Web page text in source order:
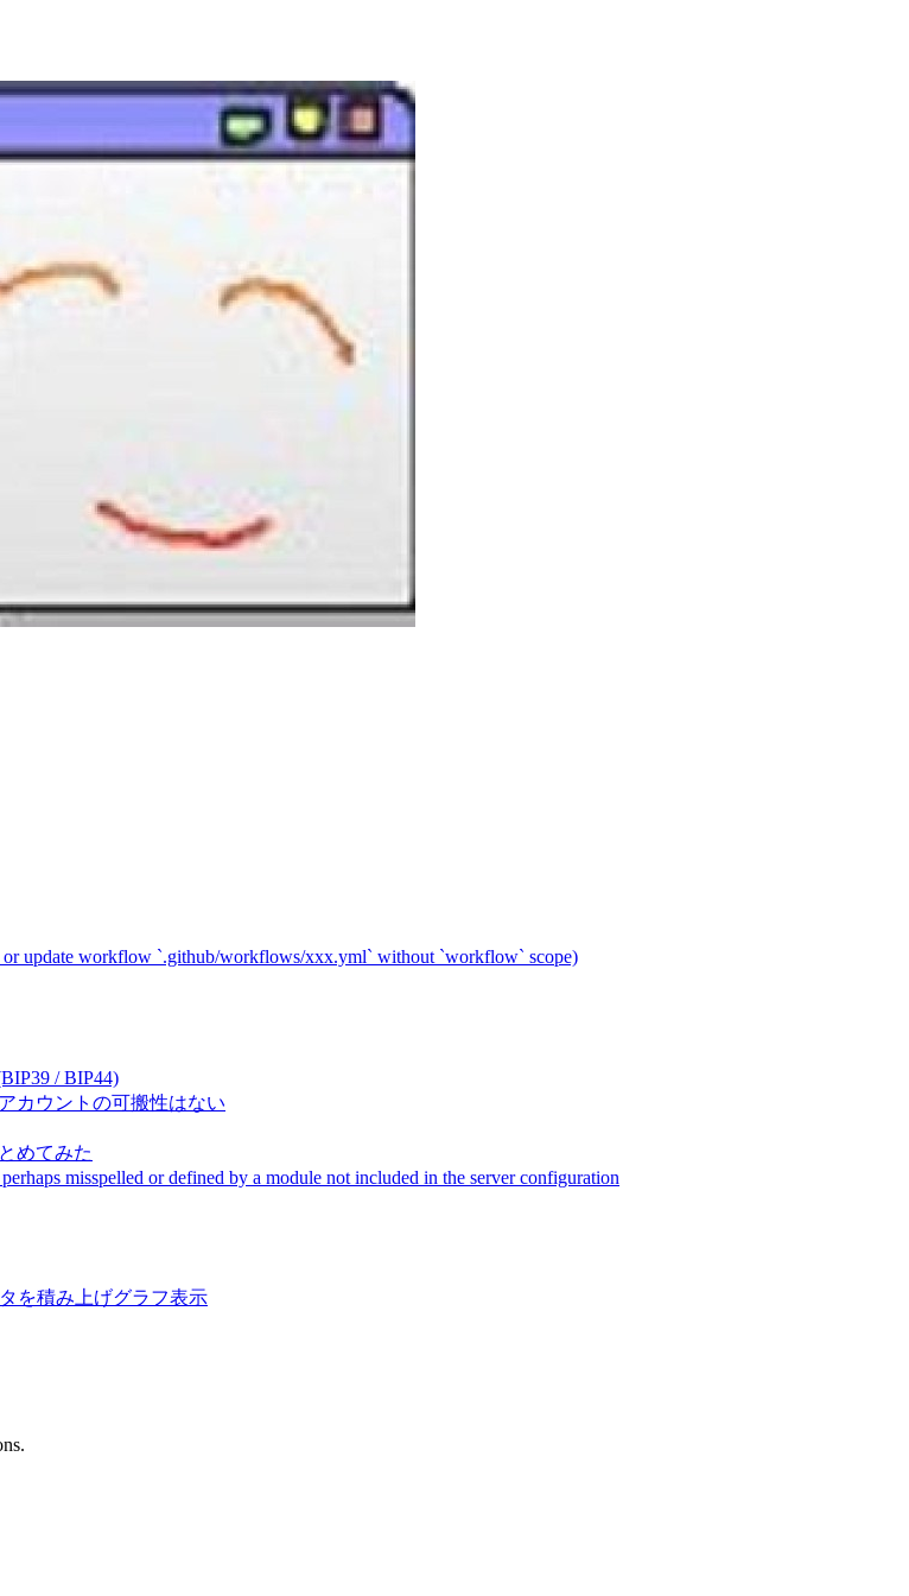
update workflow `.github/workflows/xxx.yml` without `workflow` scope)
/ BIP44)
カウントの可搬性はない
めてみた
misspelled or defined by a module not included in the server configuration
を積み上げグラフ表示